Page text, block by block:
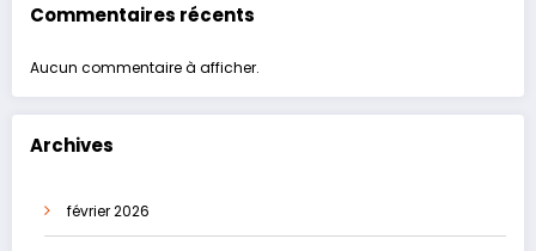
Commentaires récents
Aucun commentaire à afficher.
Archives
février 2026